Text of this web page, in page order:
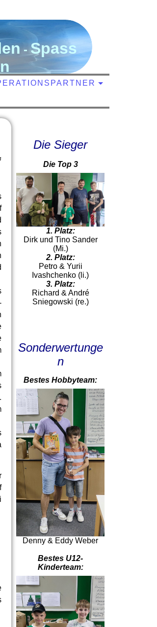
- Spass
Die Sieger
Die Top 3
1. Platz:
Dirk und Tino Sander
(Mi.)
2. Platz:
Petro & Yurii
Ivashchenko (li.)
3. Platz:
Richard & André
Sniegowski (re.)
Sonderwertunge
n
Bestes Hobbyteam:
Denny & Eddy Weber
Bestes U12-
Kinderteam: